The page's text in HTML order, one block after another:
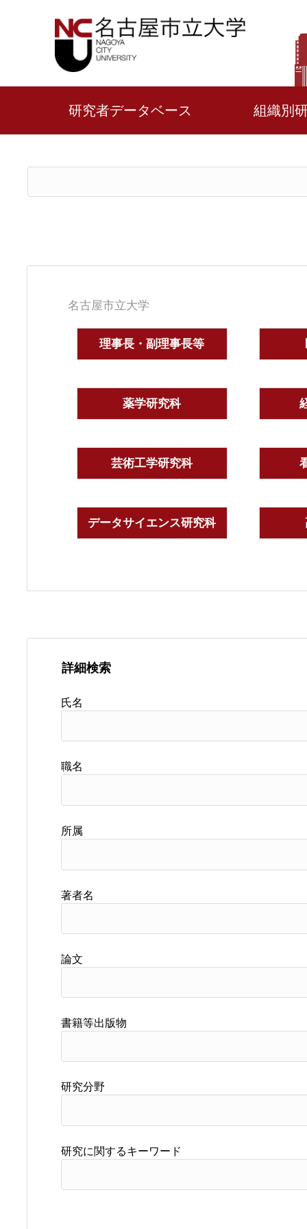
研究者データベース 組織別
名古屋市立大学
理事長・副理事長等
薬学研究科
芸術工学研究科
データサイエンス研究科
詳細検索
氏名
職名
所属
著者名
論文
書籍等出版物
研究分野
研究に関するキーワード